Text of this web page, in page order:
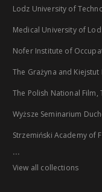
Lodz University of
Medical University of
Nofer Institute of
The Grażyna and
The Polish National Film,
Wyższe Seminarium
Strzemiński Academy of
...
View all collections